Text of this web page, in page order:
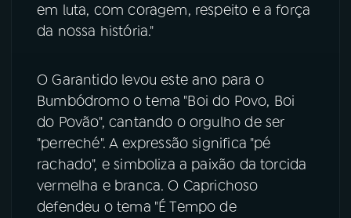
em luta, com coragem, respeito e a força
da nossa história."
O Garantido levou este ano para o
Bumbódromo o tema "Boi do Povo, Boi
do Povão", cantando o orgulho de ser
"perreché". A expressão significa "pé
rachado", e simboliza a paixão da torcida
vermelha e branca. O Caprichoso
defendeu o tema "É Tempo de